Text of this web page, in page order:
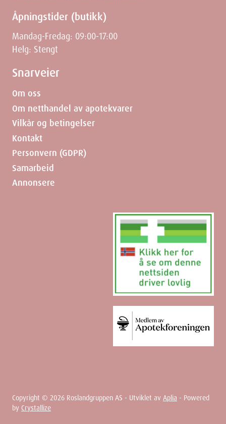
Åpningstider (butikk)
Mandag-Fredag: 09:00-17:00
Helg: Stengt
Snarveier
Om oss
Om netthandel av apotekvarer
Vilkår og betingelser
Kontakt
Personvern (GDPR)
Samarbeid
Annonsere
Copyright © 2026 Roslandgruppen AS - Utviklet av Aplia - Powered
by Crystallize